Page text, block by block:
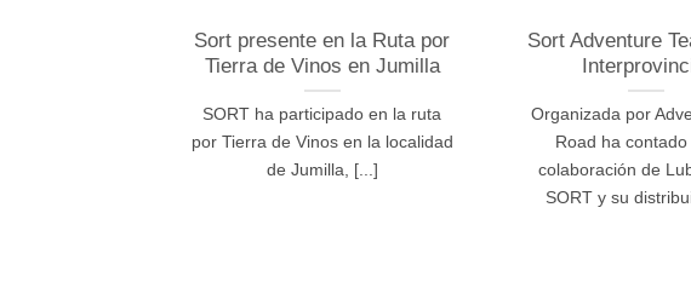
Sort presente en la Ruta por
Tierra de Vinos en Jumilla
SORT ha participado en la ruta
por Tierra de Vinos en la localidad
de Jumilla, [...]
Sort Adventure
Organizada por
Road ha
colaboración de
SORT y su